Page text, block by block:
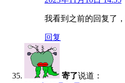
我看到之前的回复了
回复
寄了说道：